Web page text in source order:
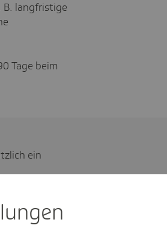
B. langfristige
Tage beim
ein